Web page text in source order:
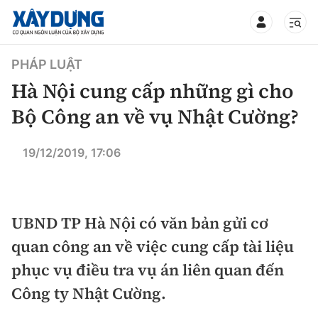
TIN BỘ XÂY DỰNG
Thời sự
Chính trị
Xã hội
Xây dựng
Chỉ đạo điều hành
PHÁP LUẬT
Hà Nội cung cấp những gì cho
Bộ Công an về vụ Nhật Cường?
19/12/2019, 17:06
UBND TP Hà Nội có văn bản gửi cơ
quan công an về việc cung cấp tài liệu
phục vụ điều tra vụ án liên quan đến
Công ty Nhật Cường.